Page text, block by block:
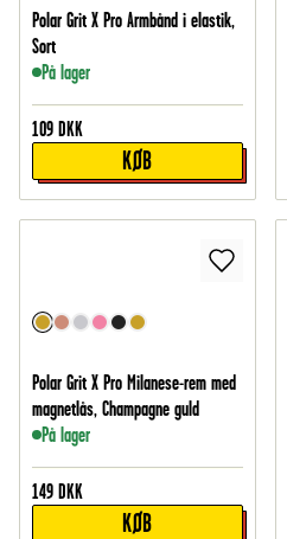
Polar Grit X Pro Armbånd i elastik,
Sort
På lager
109 DKK
KØB
Polar Grit X Pro Milanese-rem med
magnetlås, Champagne guld
På lager
149 DKK
KØB